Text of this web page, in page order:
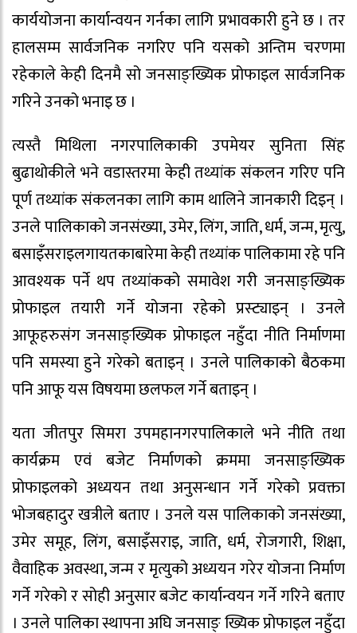
कार्ययोजना कार्यान्वयन गर्नका लागि प्रभावकारी हुने छ । तर
हालसम्म सार्वजनिक नगरिए पनि यसको अन्तिम चरणमा
रहेकाले केही दिनमै सो जनसाङ्ख्यिक प्रोफाइल सार्वजनिक
गरिने उनको भनाइ छ ।
त्यस्तै मिथिला नगरपालिकाकी उपमेयर सुनिता सिंह
बुढाथोकीले भने वडास्तरमा केही तथ्यांक संकलन गरिए पनि
पूर्ण तथ्यांक संकलनका लागि काम थालिने जानकारी दिइन् ।
उनले पालिकाको जनसंख्या, उमेर, लिंग, जाति, धर्म, जन्म, मृत्यु,
बसाइँसराइलगायतकाबारेमा केही तथ्यांक पालिकामा रहे पनि
आवश्यक पर्ने थप तथ्यांकको समावेश गरी जनसाङ्ख्यिक
प्रोफाइल तयारी गर्ने योजना रहेको प्रस्ट्याइन् । उनले
आफूहरुसंग जनसाङ्ख्यिक प्रोफाइल नहुँदा नीति निर्माणमा
पनि समस्या हुने गरेको बताइन् । उनले पालिकाको बैठकमा
पनि आफू यस विषयमा छलफल गर्ने बताइन् ।
यता जीतपुर सिमरा उपमहानगरपालिकाले भने नीति तथा
कार्यक्रम एवं बजेट निर्माणको क्रममा जनसाङ्ख्यिक
प्रोफाइलको अध्ययन तथा अनुसन्धान गर्ने गरेको प्रवक्ता
भोजबहादुर खत्रीले बताए । उनले यस पालिकाको जनसंख्या,
उमेर समूह, लिंग, बसाइँसराइ, जाति, धर्म, रोजगारी, शिक्षा,
वैवाहिक अवस्था, जन्म र मृत्युको अध्ययन गरेर योजना निर्माण
गर्ने गरेको र सोही अनुसार बजेट कार्यान्वयन गर्ने गरिने बताए
। उनले पालिका स्थापना अघि जनसाङ् ख्यिक प्रोफाइल नहुँदा